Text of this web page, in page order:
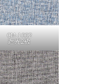
CM-1002
遮光2級